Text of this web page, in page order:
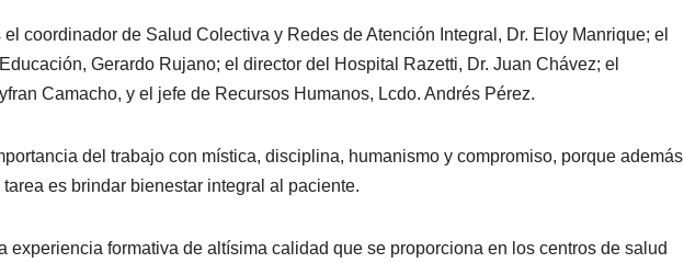
coordinador de Salud Colectiva y Redes de Atención Integral, Dr. Eloy Manrique; el
Gerardo Rujano; el director del Hospital Razetti, Dr. Juan Chávez; el
Camacho, y el jefe de Recursos Humanos, Lcdo. Andrés Pérez.
del trabajo con mística, disciplina, humanismo y compromiso, porque además
es brindar bienestar integral al paciente.
experiencia formativa de altísima calidad que se proporciona en los centros de salud